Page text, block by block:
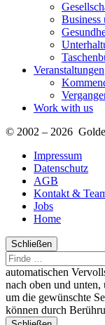
Business
Veranstaltungen
Work with us
© 2002 – 2026
Impressum
Datenschutz
AGB
Kontakt &
Jobs
Home
Schließen
Suche
Finde
…
automatischen
nach oben und unten,
um die gewünschte
können durch